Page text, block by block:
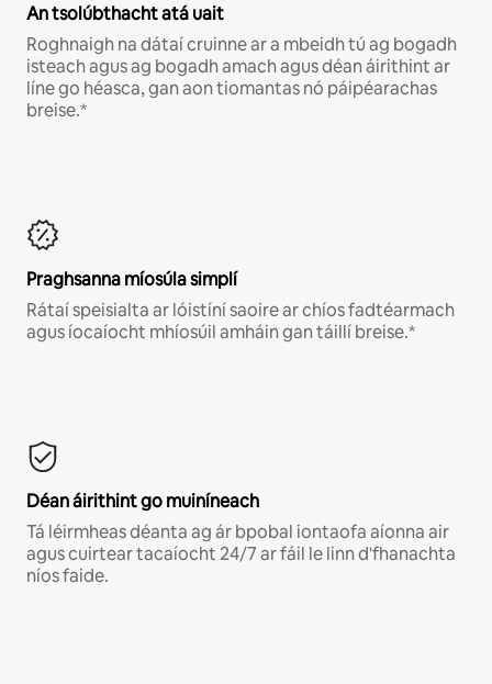
An tsolúbthacht atá uait
Roghnaigh na dátaí cruinne ar a mbeidh tú ag bogadh
isteach agus ag bogadh amach agus déan áirithint ar
líne go héasca, gan aon tiomantas nó páipéarachas
breise.*
Praghsanna míosúla simplí
Rátaí speisialta ar lóistíní saoire ar chíos fadtéarmach
agus íocaíocht mhíosúil amháin gan táillí breise.*
Déan áirithint go muiníneach
Tá léirmheas déanta ag ár bpobal iontaofa aíonna air
agus cuirtear tacaíocht 24/7 ar fáil le linn d'fhanachta
níos faide.